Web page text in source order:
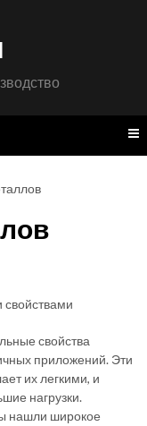
свойствами
свойства
приложений. Эти
их легкими, и
нагрузки.
нашли широкое